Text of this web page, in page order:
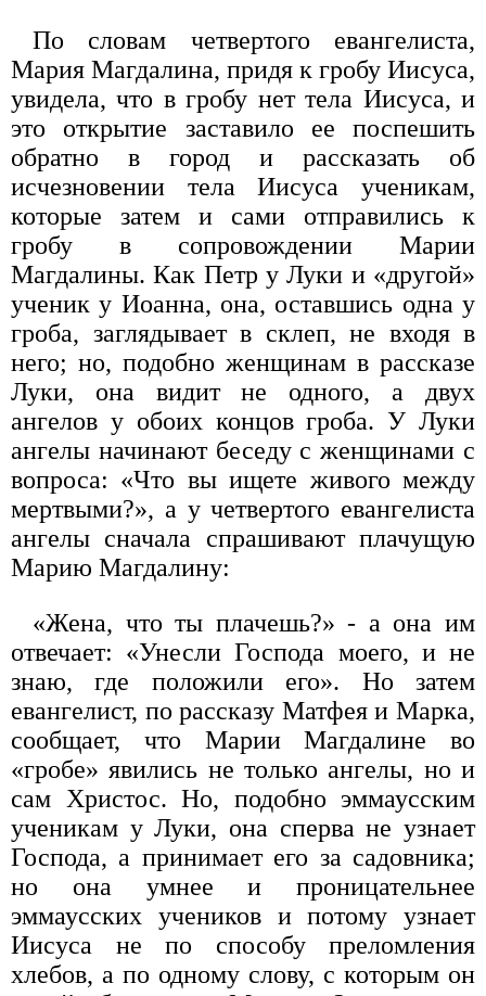
По словам четвертого евангелиста,
Мария Магдалина, придя к гробу Иисуса,
увидела, что в гробу нет тела Иисуса, и
это открытие заставило ее поспешить
обратно в город и рассказать об
исчезновении тела Иисуса ученикам,
которые затем и сами отправились к
гробу в сопровождении Марии
Магдалины. Как Петр у Луки и «другой»
ученик у Иоанна, она, оставшись одна у
гроба, заглядывает в склеп, не входя в
него; но, подобно женщинам в рассказе
Луки, она видит не одного, а двух
ангелов у обоих концов гроба. У Луки
ангелы начинают беседу с женщинами с
вопроса: «Что вы ищете живого между
мертвыми?», а у четвертого евангелиста
ангелы сначала спрашивают плачущую
Марию Магдалину:
«Жена, что ты плачешь?» - а она им
отвечает: «Унесли Господа моего, и не
знаю, где положили его». Но затем
евангелист, по рассказу Матфея и Марка,
сообщает, что Марии Магдалине во
«гробе» явились не только ангелы, но и
сам Христос. Но, подобно эммаусским
ученикам у Луки, она сперва не узнает
Господа, а принимает его за садовника;
но она умнее и проницательнее
эммаусских учеников и потому узнает
Иисуса не по способу преломления
хлебов, а по одному слову, с которым он